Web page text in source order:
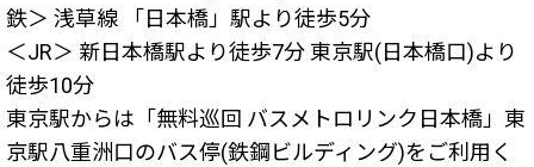
鉄＞ 浅草線 「日本橋」駅より徒歩5分
＜JR＞ 新日本橋駅より徒歩7分 東京駅(日本橋口)より
徒歩10分
東京駅からは「無料巡回 バスメトロリンク日本橋」東
京駅八重洲口のバス停(鉄鋼ビルディング)をご利用く